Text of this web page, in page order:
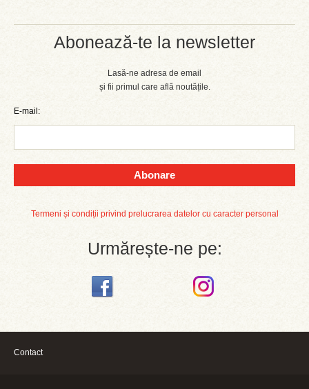
Abonează-te la newsletter
Lasă-ne adresa de email
și fii primul care află noutățile.
E-mail:
Abonare
Termeni și condiții privind prelucrarea datelor cu caracter personal
Urmărește-ne pe:
Contact